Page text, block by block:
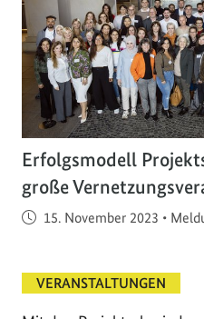
Erfolgsmodell
große
Veröffentlicht am
15. November 2023 •
VERANSTALTUNGEN